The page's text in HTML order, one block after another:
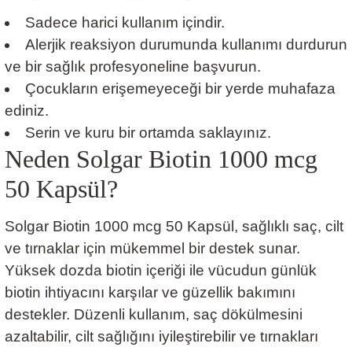
Sadece harici kullanım içindir.
Alerjik reaksiyon durumunda kullanımı durdurun
ve bir sağlık profesyoneline başvurun.
Çocukların erişemeyeceği bir yerde muhafaza
ediniz.
Serin ve kuru bir ortamda saklayınız.
Neden Solgar Biotin 1000 mcg
50 Kapsül?
Solgar Biotin 1000 mcg 50 Kapsül, sağlıklı saç, cilt
ve tırnaklar için mükemmel bir destek sunar.
Yüksek dozda biotin içeriği ile vücudun günlük
biotin ihtiyacını karşılar ve güzellik bakımını
destekler. Düzenli kullanım, saç dökülmesini
azaltabilir, cilt sağlığını iyileştirebilir ve tırnakları